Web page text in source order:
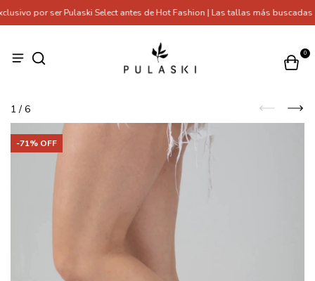
por ser Pulaski Select antes de Hot Fashion | Las tallas más buscadas
0
1 / 6
-71% OFF